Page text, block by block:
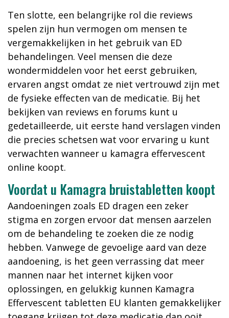
Ten slotte, een belangrijke rol die reviews
spelen zijn hun vermogen om mensen te
vergemakkelijken in het gebruik van ED
behandelingen. Veel mensen die deze
wondermiddelen voor het eerst gebruiken,
ervaren angst omdat ze niet vertrouwd zijn met
de fysieke effecten van de medicatie. Bij het
bekijken van reviews en forums kunt u
gedetailleerde, uit eerste hand verslagen vinden
die precies schetsen wat voor ervaring u kunt
verwachten wanneer u kamagra effervescent
online koopt.
Voordat u Kamagra bruistabletten koopt
Aandoeningen zoals ED dragen een zeker
stigma en zorgen ervoor dat mensen aarzelen
om de behandeling te zoeken die ze nodig
hebben. Vanwege de gevoelige aard van deze
aandoening, is het geen verrassing dat meer
mannen naar het internet kijken voor
oplossingen, en gelukkig kunnen Kamagra
Effervescent tabletten EU klanten gemakkelijker